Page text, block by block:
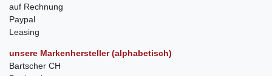
auf Rechnung
Paypal
Leasing
unsere Markenhersteller (alphabetisch)
Bartscher CH